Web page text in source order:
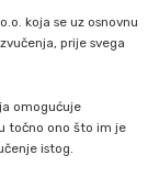
koja se uz osnovnu
prije svega
omogućuje
točno ono što im je
istog.